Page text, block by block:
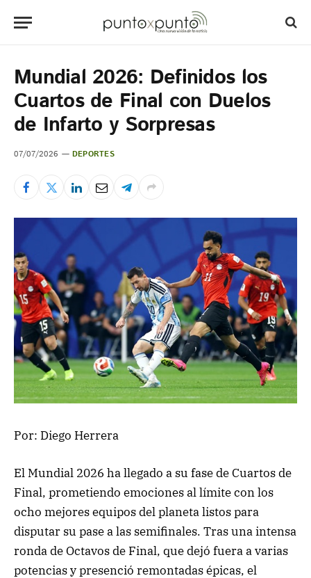
Mundial 2026: Definidos los
Cuartos de Final con Duelos
de Infarto y Sorpresas
07/07/2026 DEPORTES
Por: Diego Herrera
El Mundial 2026 ha llegado a su fase de Cuartos de
Final, prometiendo emociones al límite con los
ocho mejores equipos del planeta listos para
disputar su pase a las semifinales. Tras una intensa
ronda de Octavos de Final, que dejó fuera a varias
potencias y presenció remontadas épicas, el